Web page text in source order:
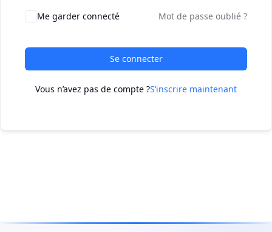
Me garder connecté Mot de passe oublié ?
Se connecter
Vous n’avez pas de compte ?S’inscrire maintenant